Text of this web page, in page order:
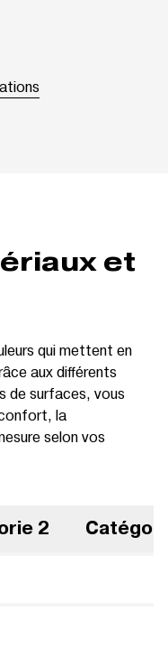
et
qui mettent en
aux différents
de surfaces, vous
la
selon vos
2